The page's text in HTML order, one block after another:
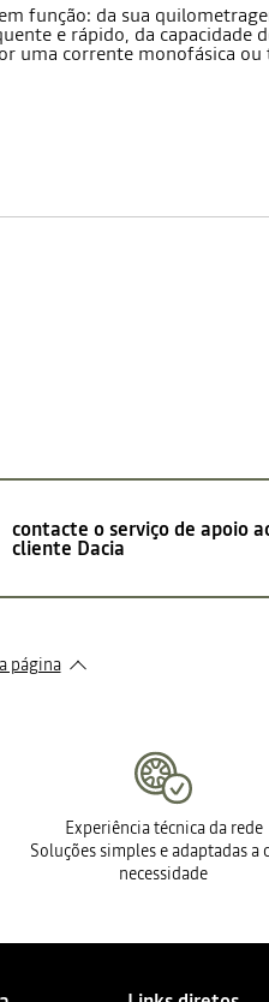
função: da sua
e rápido, da capacidade
uma corrente monofásica ou
contacte o serviço de apoio
cliente Dacia
página
Experiência técnica da rede
Soluções simples e adaptadas a
necessidade